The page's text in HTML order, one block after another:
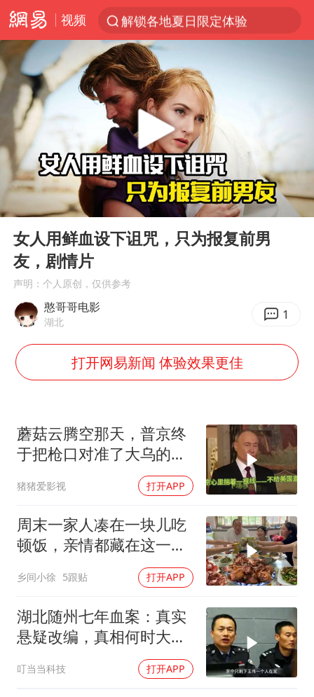
视频
解锁各地夏日限定体验
台风白海豚闭眼意味着什么
名创优品一次性内裤 颜面尽失
“六爷”挂一颗出场
白海豚将正面袭击贯穿浙江
牛津大学一纸声明甩不了锅
包文婧：二胎很难一碗水端平
香港宏福苑火灾或由烟头引起
女主硬加吻戏短剧已下架
《给阿嬷的情书》售后来了
人民的健康、体质、幸福一脉相承
Play
00:00 06:30
女人用鲜血设下诅咒，只为报复前男
友，剧情片
声明：个人原创，仅供参考
憨哥哥电影
湖北 1
打开网易新闻 体验效果更佳
蘑菇云腾空那天，普京终
于把枪口对准了大乌的军
猪猪爱影视 打开APP
周末一家人凑在一块儿吃
顿饭，亲情都藏在这一饭
乡间小徐 5跟贴 打开APP
湖北随州七年血案：真实
悬疑改编，真相何时大
叮当当科技 打开APP